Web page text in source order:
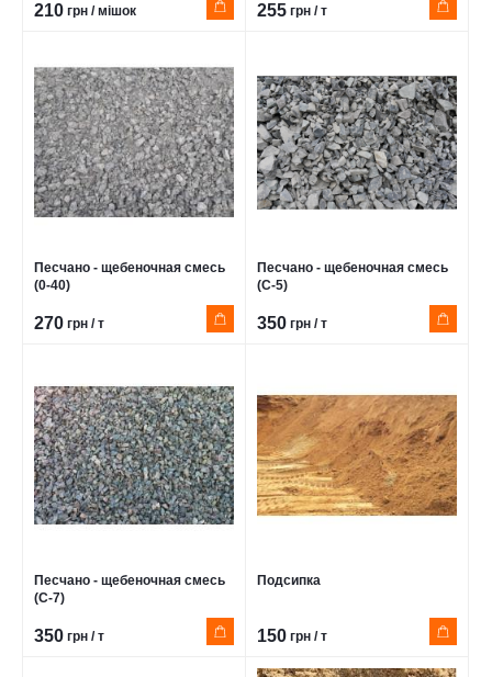
210 грн / мішок 255 грн / т
Песчано - щебеночная смесь
(0-40)
270 грн / т
Песчано - щебеночная смесь
(С-5)
350 грн / т
Песчано - щебеночная смесь
(С-7)
350 грн / т
Подсипка
150 грн / т